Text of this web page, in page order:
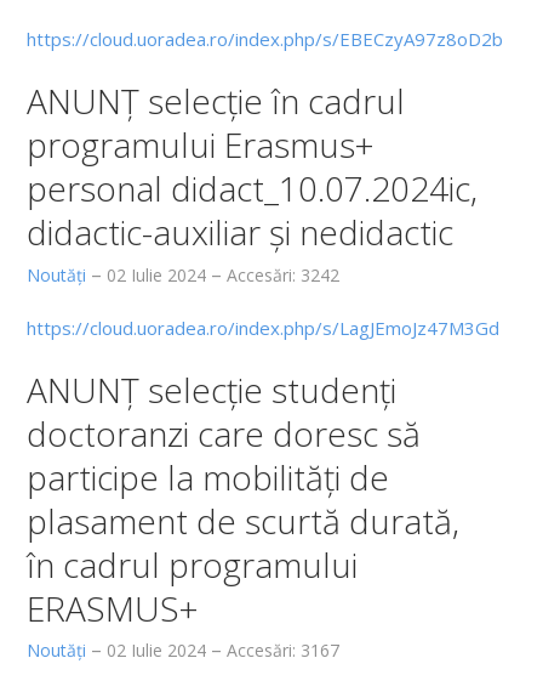
Fișe discipline obligatorii - Studii de licență
Fișe discipline obligatorii - Studii de master
Burse
ERASMUS
Alumni
Taxe
Reglemetări
Exmatriculări
Formulare tipizate
Structura anului universitar
https://cloud.uoradea.ro/index.php/s/EBECzyA97z8oD2b
ANUNȚ selecție în cadrul
programului Erasmus+
personal didact_10.07.2024ic,
didactic-auxiliar și nedidactic
Noutăți 02 Iulie 2024 Accesări: 3242
https://cloud.uoradea.ro/index.php/s/LagJEmoJz47M3Gd
ANUNȚ selecție studenți
doctoranzi care doresc să
participe la mobilități de
plasament de scurtă durată,
în cadrul programului
ERASMUS+
Noutăți 02 Iulie 2024 Accesări: 3167